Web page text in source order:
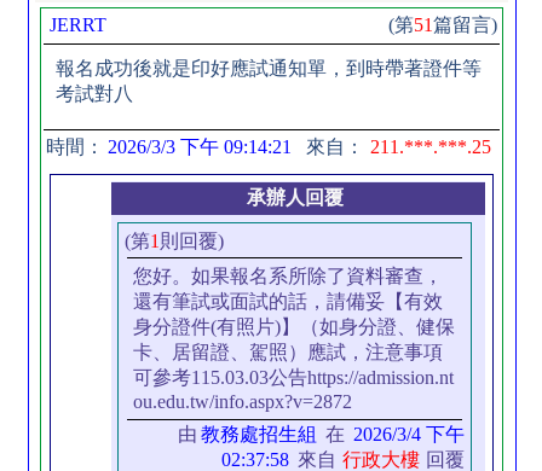
JERRT (第51篇留言)
報名成功後就是印好應試通知單，到時帶著證件等
考試對八
時間： 2026/3/3 下午 09:14:21 來自： 211.***.***.25
承辦人回覆
(第1 則回覆)
您好。如果報名系所除了資料審查，
還有筆試或面試的話，請備妥【有效
身分證件(有照片)】（如身分證、健保
卡、居留證、駕照）應試，注意事項
可參考115.03.03公告https://admission.nt
ou.edu.tw/info.aspx?v=2872
由 教務處招生組 在 2026/3/4 下午
02:37:58 來自 行政大樓 回覆